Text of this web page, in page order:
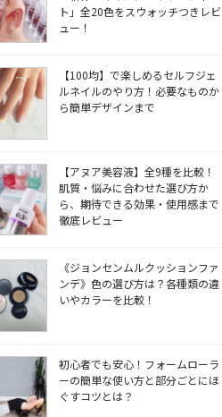
ト」全20色をスウォッチつきレビ
ュー！
【100均】で楽しめるセルフジェ
ルネイルのやり方！必要なものか
ら簡単デザインまで
【アヌア美容液】全9種を比較！
肌質・悩みに合わせた選び方か
ら、期待できる効果・使用感まで
徹底レビュー
《ジョンセンムルクッションファ
ンデ》色の選び方は？各種類の違
いやカラーを比較！
初心者でも安心！フォームローラ
ーの簡単な使い方と部分ごとにほ
ぐすコツとは？